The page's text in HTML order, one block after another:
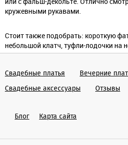
кружевными рукавами.
Стоит также подобрать: короткую
небольшой клатч, туфли-лодочки на
Свадебные платья Вечерние
Cвадебные аксессуары Отзывы
Блог Карта сайта